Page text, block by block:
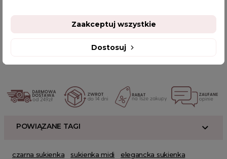
Sukienki z marszczeniem
Czarne Sukienki Zimowe Uroczystości
POWIĄZANE TAGI
czarna sukienka sukienka midi
elegancka sukienka
Dostosuj
Zaakceptuj wszystkie